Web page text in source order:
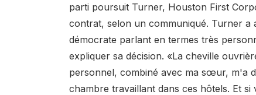
parti poursuit Turner, Houston First
contrat, selon un communiqué. Turner
démocrate parlant en termes très
expliquer sa décision. «La cheville
personnel, combiné avec ma sœur, m'a
chambre travaillant dans ces hôtels. Et